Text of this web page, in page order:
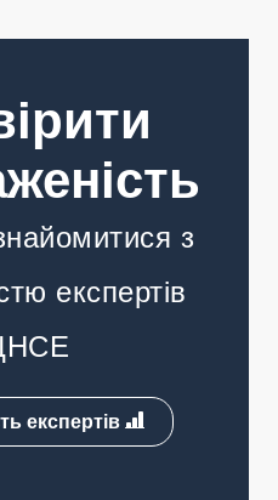
з
експертів
експертів